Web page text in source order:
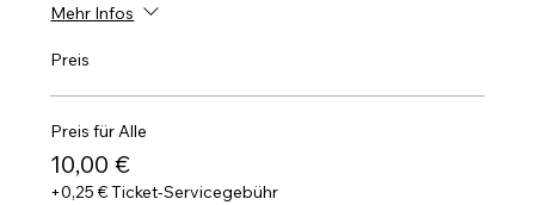
Mehr Infos
Preis
Preis für Alle
10,00 €
+0,25 € Ticket-Servicegebühr